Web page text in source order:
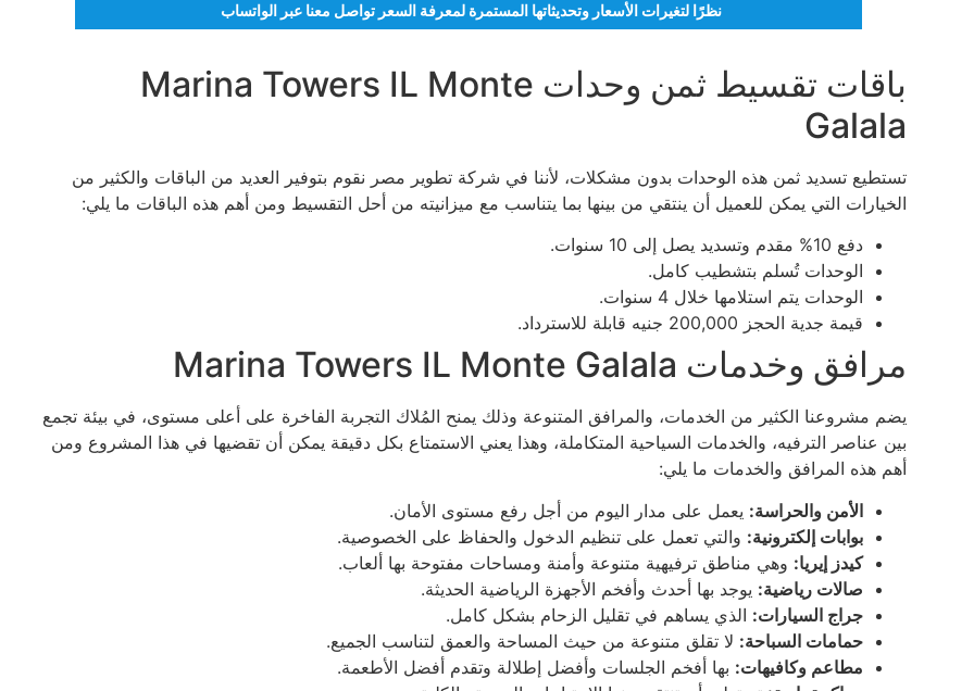
نظرًا لتغيرات الأسعار وتحديثاتها المستمرة لمعرفة السعر تواصل معنا عبر الواتساب
باقات تقسيط ثمن وحدات Marina Towers IL Monte
Galala
تستطيع تسديد ثمن هذه الوحدات بدون مشكلات، لأننا في شركة تطوير مصر نقوم بتوفير العديد من الباقات والكثير من
الخيارات التي يمكن للعميل أن ينتقي من بينها بما يتناسب مع ميزانيته من أحل التقسيط ومن أهم هذه الباقات ما يلي:
دفع 10% مقدم وتسديد يصل إلى 10 سنوات.
الوحدات تُسلم بتشطيب كامل.
الوحدات يتم استلامها خلال 4 سنوات.
قيمة جدية الحجز 200,000 جنيه قابلة للاسترداد.
مرافق وخدمات Marina Towers IL Monte Galala
يضم مشروعنا الكثير من الخدمات، والمرافق المتنوعة وذلك يمنح المُلاك التجربة الفاخرة على أعلى مستوى، في بيئة تجمع
بين عناصر الترفيه، والخدمات السياحية المتكاملة، وهذا يعني الاستمتاع بكل دقيقة يمكن أن تقضيها في هذا المشروع ومن
أهم هذه المرافق والخدمات ما يلي:
الأمن والحراسة: يعمل على مدار اليوم من أجل رفع مستوى الأمان.
بوابات إلكترونية: والتي تعمل على تنظيم الدخول والحفاظ على الخصوصية.
كيدز إيريا: وهي مناطق ترفيهية متنوعة وأمنة ومساحات مفتوحة بها ألعاب.
صالات رياضية: يوجد بها أحدث وأفخم الأجهزة الرياضية الحديثة.
جراج السيارات: الذي يساهم في تقليل الزحام بشكل كامل.
حمامات السباحة: لا تقلق متنوعة من حيث المساحة والعمق لتناسب الجميع.
مطاعم وكافيهات: بها أفخم الجلسات وأفضل إطلالة وتقدم أفضل الأطعمة.